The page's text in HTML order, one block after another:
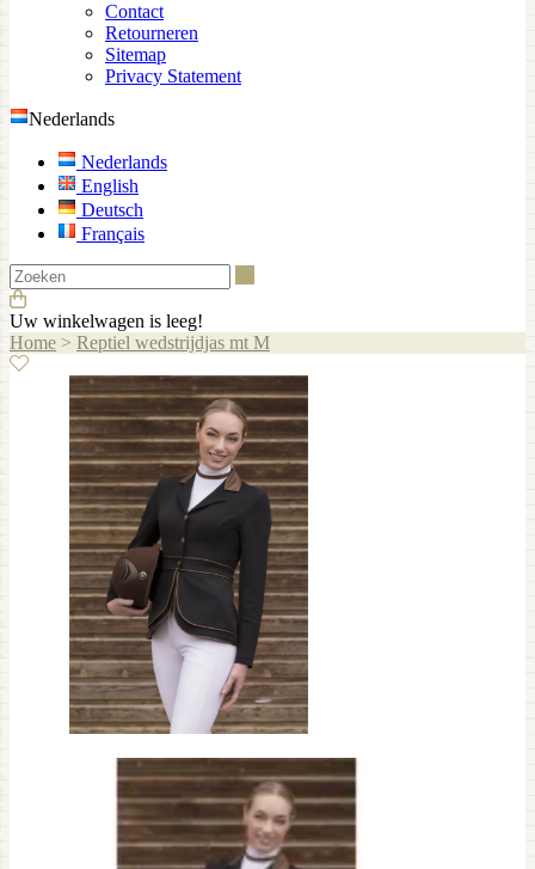
Contact
Retourneren
Sitemap
Privacy Statement
Nederlands
Nederlands
English
Deutsch
Français
Uw winkelwagen is leeg!
Home > Reptiel wedstrijdjas mt M